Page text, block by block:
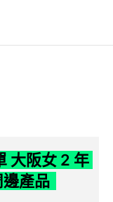
大阪女 2 年
產品